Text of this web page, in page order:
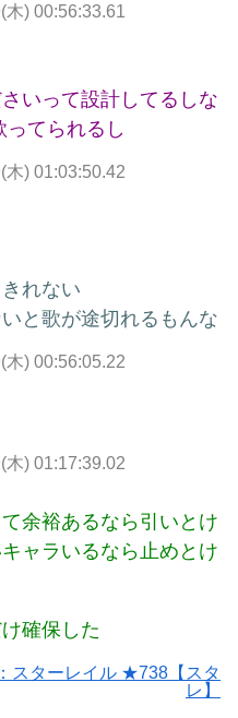
木) 00:56:33.61
いって設計してるしな
てられるし
木) 01:03:50.42
れない
と歌が途切れるもんな
木) 00:56:05.22
木) 01:17:39.02
余裕あるなら引いとけ
ャラいるなら止めとけ
確保した
スターレイル ★738【スタ
レ】